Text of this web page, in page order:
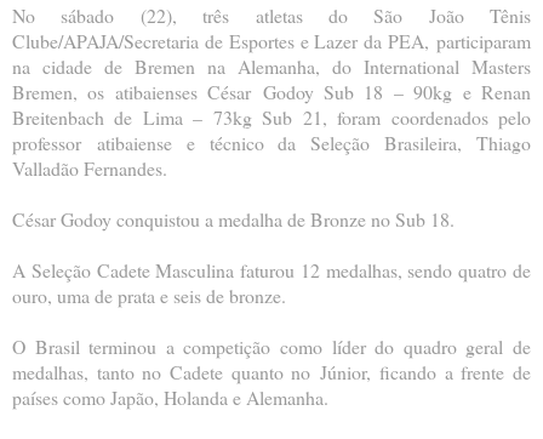
No sábado (22), três atletas do São João Tênis
Clube/APAJA/Secretaria de Esportes e Lazer da PEA, participaram
na cidade de Bremen na Alemanha, do International Masters
Bremen, os atibaienses César Godoy Sub 18 – 90kg e Renan
Breitenbach de Lima – 73kg Sub 21, foram coordenados pelo
professor atibaiense e técnico da Seleção Brasileira, Thiago
Valladão Fernandes.
César Godoy conquistou a medalha de Bronze no Sub 18.
A Seleção Cadete Masculina faturou 12 medalhas, sendo quatro de
ouro, uma de prata e seis de bronze.
O Brasil terminou a competição como líder do quadro geral de
medalhas, tanto no Cadete quanto noJúnior, ficando a frente de
países como Japão, Holanda e Alemanha.